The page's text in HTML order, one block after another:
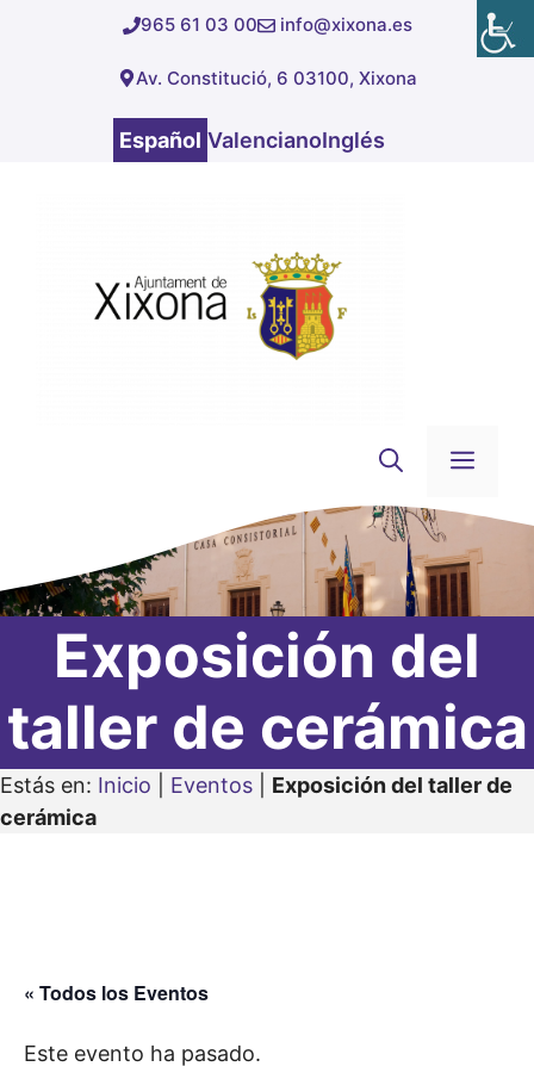
965 61 03 00 info@xixona.es
Av. Constitució, 6 03100, Xixona
Español ValencianoInglés
Exposición del
taller de cerámica
Estás en: Inicio Eventos
Exposición del taller de
cerámica
« Todos los Eventos
Este evento ha pasado.